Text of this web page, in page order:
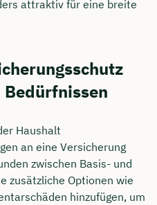
attraktiv für eine breite
Haushalt
an eine Versicherung
zwischen Basis- und
zusätzliche Optionen wie
hinzufügen, um